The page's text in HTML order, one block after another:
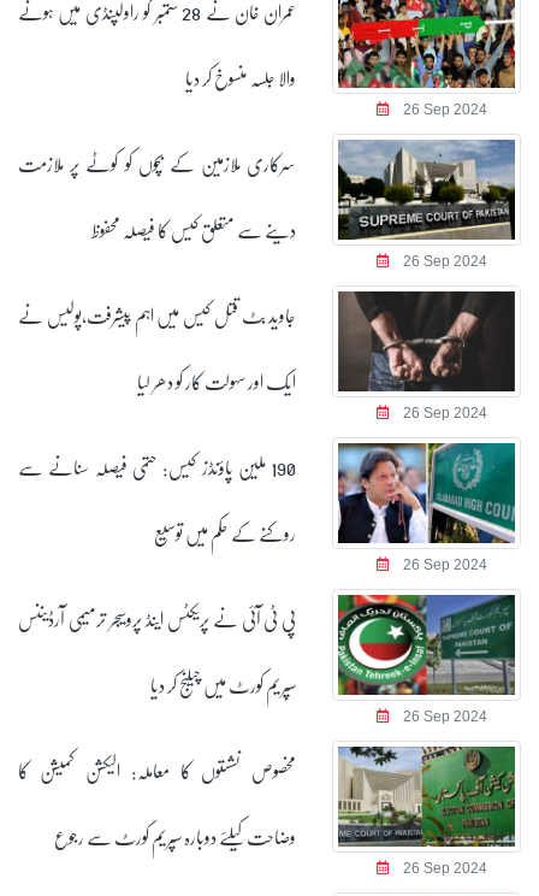
26 Sep 2024
عمران خان نے 28 ستمبر کو راولپنڈی میں ہونے
والا جلسہ منسوخ کر دیا
26 Sep 2024
سرکاری ملازمین کے بچوں کو کوٹے پر ملازمت
دینے سے متعلق کیس کا فیصلہ محفوظ
26 Sep 2024
جاوید بٹ قتل کیس میں اہم پیشرفت،پولیس نے
ایک اور سہولت کار کو دھر لیا
26 Sep 2024
190 ملین پاؤنڈز کیس: حتمی فیصلہ سنانے سے
روکنے کے حکم میں توسیع
26 Sep 2024
پی ٹی آئی نے پریکٹس اینڈ پروسیجر ترمیمی آرڈیننس
سپریم کورٹ میں چیلنج کر دیا
26 Sep 2024
مخصوص نشستوں کا معاملہ: الیکشن کمیشن کا
وضاحت کیلئے دوبارہ سپریم کورٹ سے رجوع